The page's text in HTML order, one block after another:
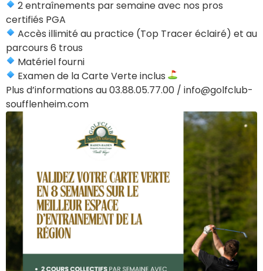
2 entraînements par semaine avec nos pros
certifiés PGA
Accès illimité au practice (Top Tracer éclairé) et au
parcours 6 trous
Matériel fourni
Examen de la Carte Verte inclus
Plus d’informations au 03.88.05.77.00 / info@golfclub-
soufflenheim.com